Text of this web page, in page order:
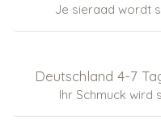
Je sieraad wordt
Deutschland 4-7
Ihr Schmuck wird